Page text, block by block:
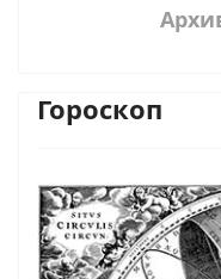
Гороскоп